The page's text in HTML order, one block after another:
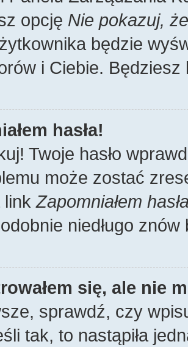
opcję Nie pokazuj,
będzie
i Ciebie.
hasła!
Twoje hasło
może zostać
linkZapomniałem
niedługo
się, ale nie
sprawdź, czy
tak, to nastąpiła